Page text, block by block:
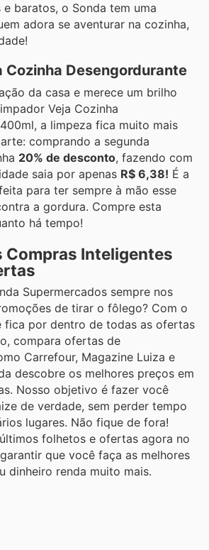
baratos, o Sonda tem uma
adora se aventurar na cozinha,
Cozinha Desengordurante
da casa e merece um brilho
Veja Cozinha
a limpeza fica muito mais
comprando a segunda
20% de desconto, fazendo com
saia por apenas R$ 6,38! É a
para ter sempre à mão esse
a gordura. Compre esta
há tempo!
Compras Inteligentes
Supermercados sempre nos
de tirar o fôlego? Com o
fica por dentro de todas as ofertas
compara ofertas de
Carrefour, Magazine Luiza e
descobre os melhores preços em
Nosso objetivo é fazer você
de verdade, sem perder tempo
lugares. Não fique de fora!
folhetos e ofertas agora no
que você faça as melhores
dinheiro renda muito mais.